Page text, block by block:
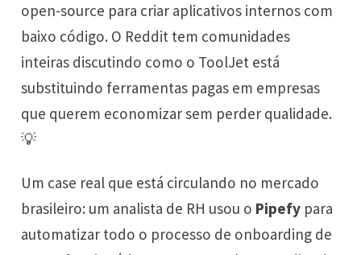
open-source para criar aplicativos internos com
baixo código. O Reddit tem comunidades
inteiras discutindo como o ToolJet está
substituindo ferramentas pagas em empresas
que querem economizar sem perder qualidade.
💡
Um case real que está circulando no mercado
brasileiro: um analista de RH usou o Pipefy para
automatizar todo o processo de onboarding de